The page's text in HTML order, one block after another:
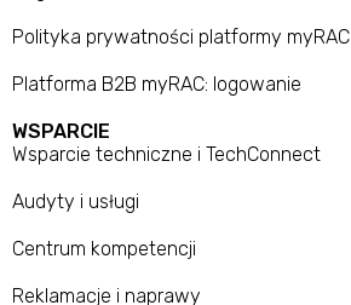
Polityka prywatności platformy myRAC
Platforma B2B myRAC: logowanie
WSPARCIE
Wsparcie techniczne i TechConnect
Audyty i usługi
Centrum kompetencji
Reklamacje i naprawy